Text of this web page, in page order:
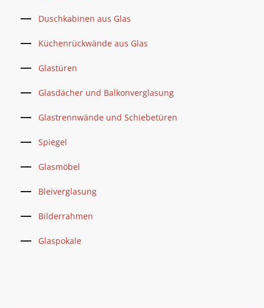
Duschkabinen aus Glas
Küchenrückwände aus Glas
Glastüren
Glasdächer und Balkonverglasung
Glastrennwände und Schiebetüren
Spiegel
Glasmöbel
Bleiverglasung
Bilderrahmen
Glaspokale